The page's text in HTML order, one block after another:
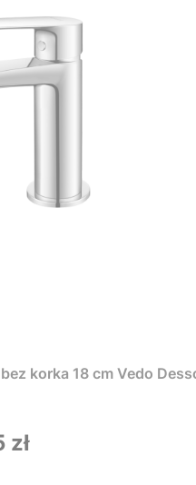
korka 18 cm Vedo
zł